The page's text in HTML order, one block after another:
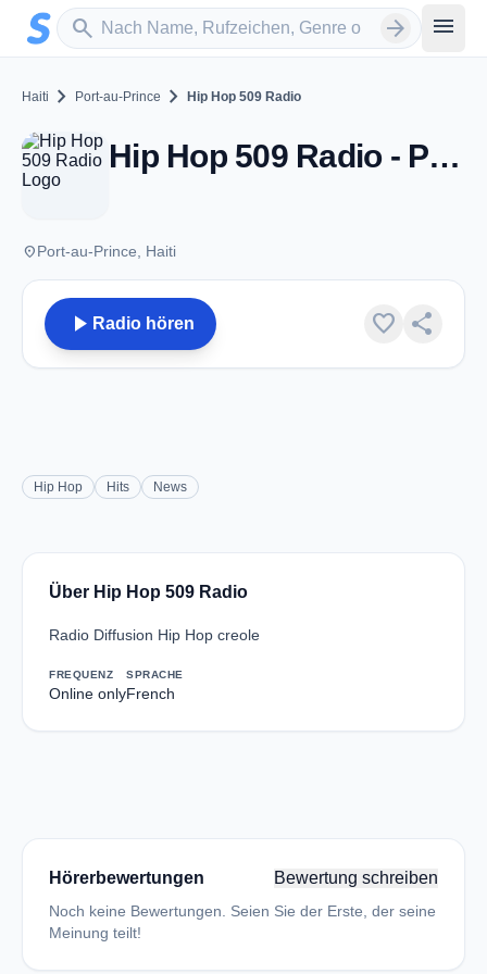
Zum Hauptinhalt springen
search
Sender suchen arrow_forward menu
Haiti chevron_right Port-au-Prince chevron_right Hip Hop 509 Radio
Hip Hop 509 Radio - Port-au-Prince
placePort-au-Prince, Haiti
play_arrow Radio hören favorite share
Hip Hop Hits News
Über Hip Hop 509 Radio
Radio Diffusion Hip Hop creole
FREQUENZ
Online only
SPRACHE
French
Hörerbewertungen Bewertung schreiben
Noch keine Bewertungen. Seien Sie der Erste, der seine
Meinung teilt!